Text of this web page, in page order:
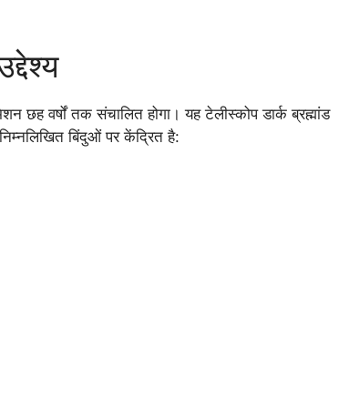
छह वर्षों तक संचालित होगा। यह टेलीस्कोप डार्क ब्रह्मांड
बिंदुओं पर केंद्रित है: